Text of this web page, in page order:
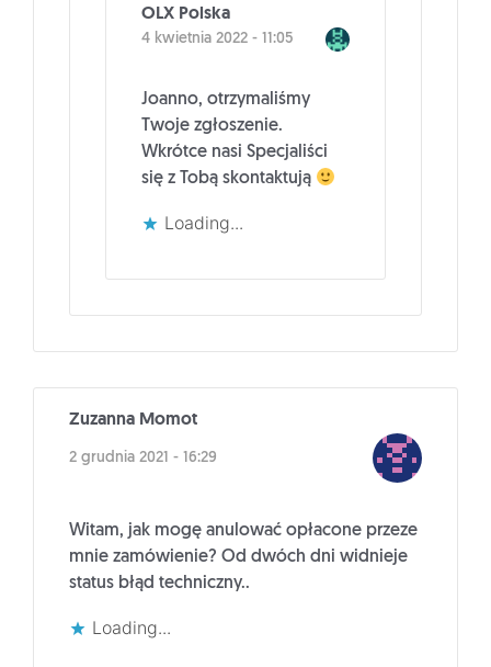
OLX Polska
4 kwietnia 2022 - 11:05
Joanno, otrzymaliśmy
Twoje zgłoszenie.
Wkrótce nasi Specjaliści
się z Tobą skontaktują
Loading...
Zuzanna Momot
2 grudnia 2021 - 16:29
Witam, jak mogę anulować opłacone przeze
mnie zamówienie? Od dwóch dni widnieje
status błąd techniczny..
Loading...